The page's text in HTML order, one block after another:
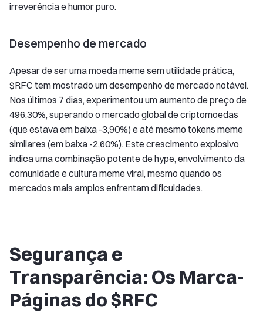
irreverência e humor puro.
Desempenho de mercado
Apesar de ser uma moeda meme sem utilidade prática,
$RFC tem mostrado um desempenho de mercado notável.
Nos últimos 7 dias, experimentou um aumento de preço de
496,30%, superando o mercado global de criptomoedas
(que estava em baixa -3,90%) e até mesmo tokens meme
similares (em baixa -2,60%). Este crescimento explosivo
indica uma combinação potente de hype, envolvimento da
comunidade e cultura meme viral, mesmo quando os
mercados mais amplos enfrentam dificuldades.
Segurança e
Transparência: Os Marca-
Páginas do $RFC